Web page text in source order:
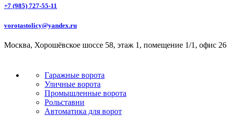
+7 (985) 727-55-11
vorotastolicy@yandex.ru
Москва, Хорошёвское шоссе 58, этаж 1, помещение 1/1, офис 26
Гаражные ворота
Уличные ворота
Промышленные ворота
Рольставни
Автоматика для ворот